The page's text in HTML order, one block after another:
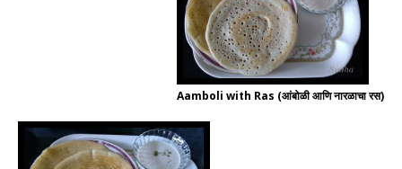
Aamboli with Ras (आंबोळी आणि नारळाचा रस)